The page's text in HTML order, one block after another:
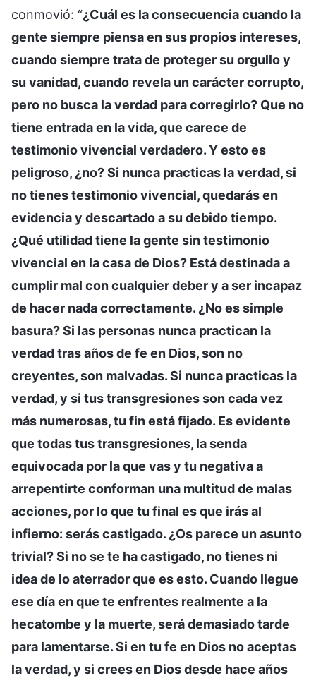
conmovió: “¿Cuál es la consecuencia cuando la
gente siempre piensa en sus propios intereses,
cuando siempre trata de proteger su orgullo y
su vanidad, cuando revela un carácter corrupto,
pero no busca la verdad para corregirlo? Que no
tiene entrada en la vida, que carece de
testimonio vivencial verdadero. Y esto es
peligroso, ¿no? Si nunca practicas la verdad, si
no tienes testimonio vivencial, quedarás en
evidencia y descartado a su debido tiempo.
¿Qué utilidad tiene la gente sin testimonio
vivencial en la casa de Dios? Está destinada a
cumplir mal con cualquier deber y a ser incapaz
de hacer nada correctamente. ¿No es simple
basura? Si las personas nunca practican la
verdad tras años de fe en Dios, son no
creyentes, son malvadas. Si nunca practicas la
verdad, y si tus transgresiones son cada vez
más numerosas, tu fin está fijado. Es evidente
que todas tus transgresiones, la senda
equivocada por la que vas y tu negativa a
arrepentirte conforman una multitud de malas
acciones, por lo que tu final es que irás al
infierno: serás castigado. ¿Os parece un asunto
trivial? Si no se te ha castigado, no tienes ni
idea de lo aterrador que es esto. Cuando llegue
ese día en que te enfrentes realmente a la
hecatombe y la muerte, será demasiado tarde
para lamentarse. Si en tu fe en Dios no aceptas
la verdad, y si crees en Dios desde hace años